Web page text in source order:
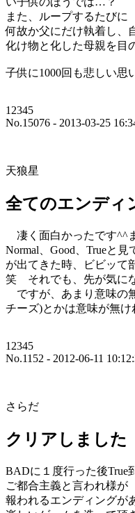
また、ループするたびに
何故か父にだけ執着し、
化け物と化した母親を目
子供に1000回も悲しい思
12345
No.15076 - 2013-03-25
天狼星
全てのエンディ
凄く面白かったです^^
Normal、Good、Trueと
が出てきた時、ビビッて
笑 それでも、先が気に
ですが、あまり意味の
チーズ)とかは意味が無
12345
No.1152 - 2012-06-11
さらだ
クリアしました
BADに１度行った後True
ご都合主義と言われ様が
報われるエンディングが